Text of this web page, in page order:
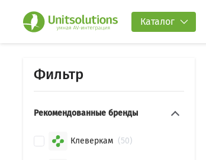
Каталог
Фильтр
Рекомендованные бренды
Клеверкам 50